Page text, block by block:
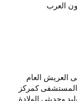
العرب
العريش العام
المستشفى كمركز
وحديثى الولادة